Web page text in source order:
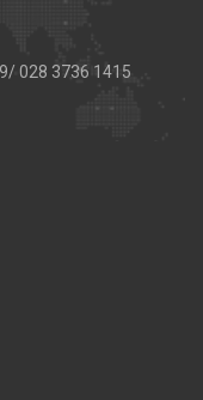
028 3736 1415